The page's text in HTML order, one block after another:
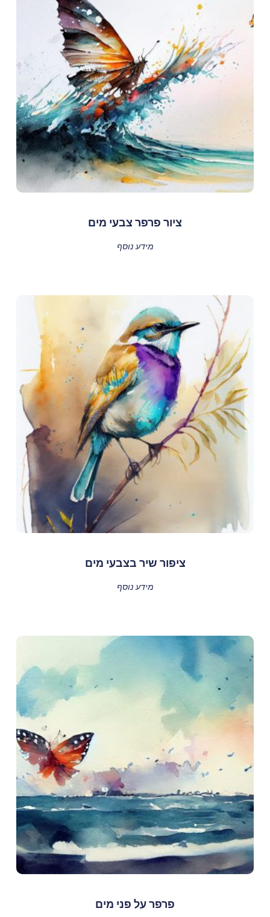
ציור פרפר צבעי מים
מידע נוסף
ציפור שיר בצבעי מים
מידע נוסף
פרפר על פני מים